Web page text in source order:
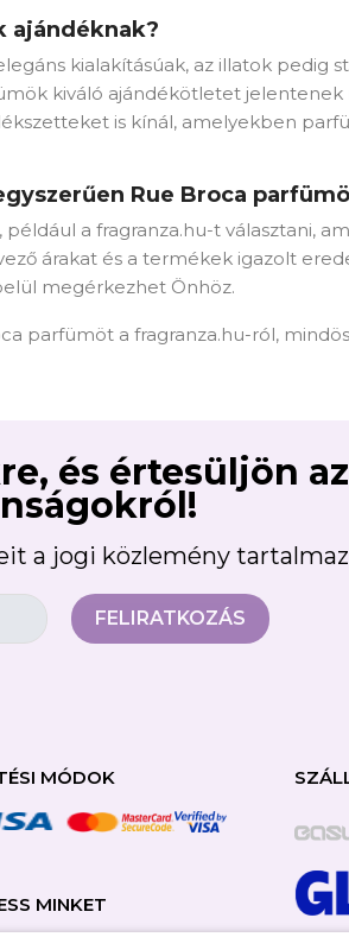
ajándéknak?
kialakításúak, az illatok pedig
kiváló ajándékötletet
is kínál, amelyekben
Rue Broca
a fragranza.hu-t választani,
árakat és a termékek igazolt
megérkezhet Önhöz.
parfümöt a fragranza.hu-ról,
és értesüljön az
a jogi közlemény
MÓDOK
MINKET